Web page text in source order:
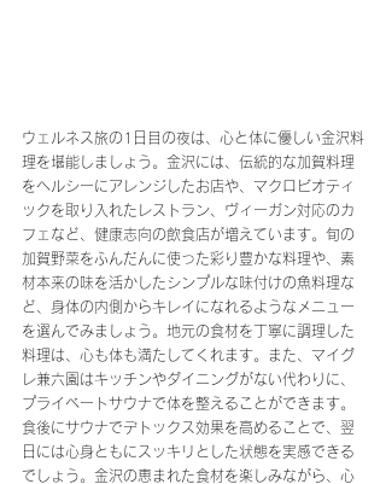
ウェルネス旅の1日目の夜は、心と体に優しい金沢料
理を堪能しましょう。金沢には、伝統的な加賀料理
をヘルシーにアレンジしたお店や、マクロビオティ
ックを取り入れたレストラン、ヴィーガン対応のカ
フェなど、健康志向の飲食店が増えています。旬の
加賀野菜をふんだんに使った彩り豊かな料理や、素
材本来の味を活かしたシンプルな味付けの魚料理な
ど、身体の内側からキレイになれるようなメニュー
を選んでみましょう。地元の食材を丁寧に調理した
料理は、心も体も満たしてくれます。また、マイグ
レ兼六園はキッチンやダイニングがない代わりに、
プライベートサウナで体を整えることができます。
食後にサウナでデトックス効果を高めることで、翌
日には心身ともにスッキリとした状態を実感できる
でしょう。金沢の恵まれた食材を楽しみながら、心